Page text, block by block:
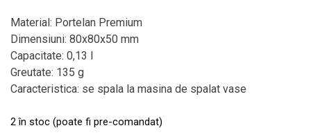
Material: Portelan Premium
Dimensiuni: 80x80x50 mm
Capacitate: 0,13 l
Greutate: 135 g
Caracteristica: se spala la masina de spalat vase
2 în stoc (poate fi pre-comandat)